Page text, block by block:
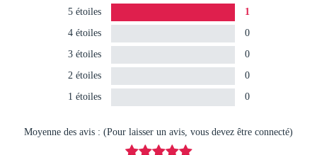
5 étoiles
1
4 étoiles
0
3 étoiles
0
2 étoiles
0
1 étoiles
0
Moyenne des avis : (Pour laisser un avis, vous devez être connecté)